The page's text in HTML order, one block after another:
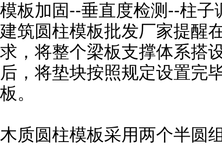
模板加固--垂直度检测--柱子
建筑圆柱模板批发厂家提醒
求，将整个梁板支撑体系搭
后，将垫块按照规定设置完
板。
木质圆柱模板采用两个半圆